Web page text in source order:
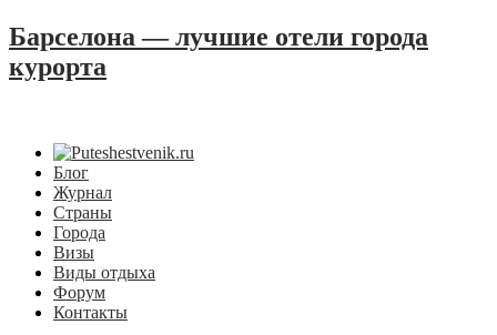
Барселона — лучшие отели города
курорта
Блог
Журнал
Страны
Города
Визы
Виды отдыха
Форум
Контакты